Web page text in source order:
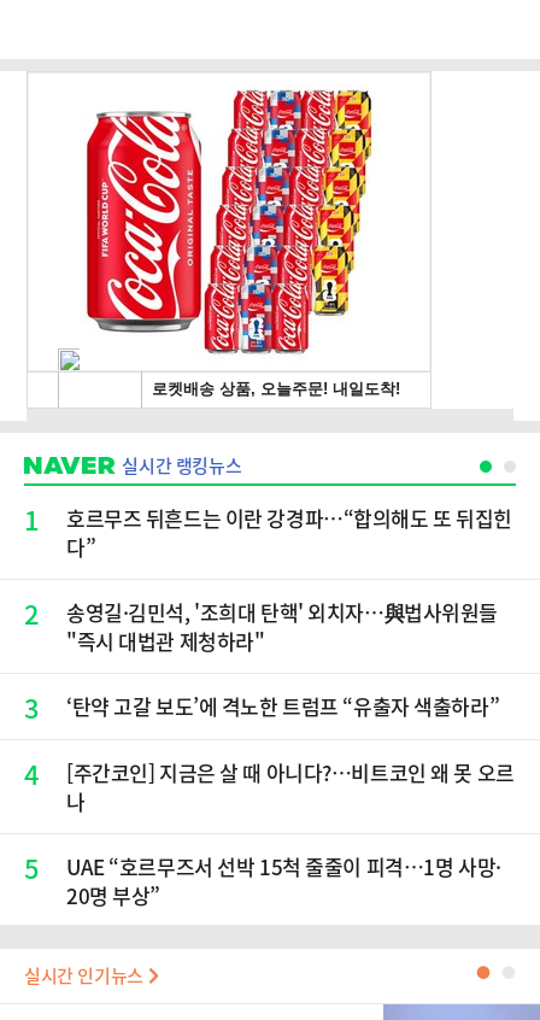
실시간 랭킹뉴스
1
호르무즈 뒤흔드는 이란 강경파…“합의해도 또 뒤집힌
다”
2
송영길·김민석, '조희대 탄핵' 외치자…與법사위원들
"즉시 대법관 제청하라"
3 ‘탄약 고갈 보도’에 격노한 트럼프 “유출자 색출하라”
4
[주간코인] 지금은 살 때 아니다?…비트코인 왜 못 오르
나
5
UAE “호르무즈서 선박 15척 줄줄이 피격…1명 사망·
20명 부상”
실시간 인기뉴스 ●